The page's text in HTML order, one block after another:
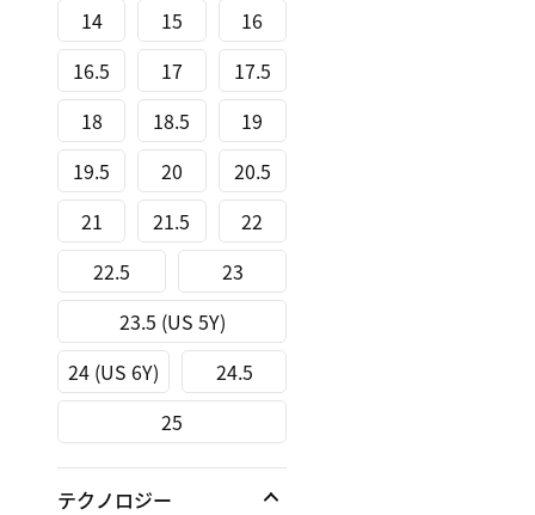
14
15
16
16.5
17
17.5
18
18.5
19
19.5
20
20.5
21
21.5
22
22.5
23
23.5 (US 5Y)
24 (US 6Y)
24.5
25
テクノロジー